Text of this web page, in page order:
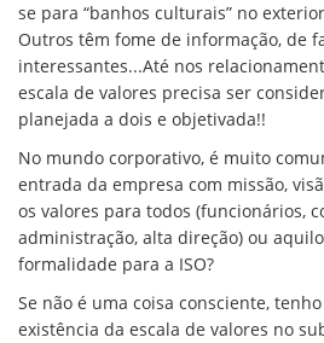
se para “banhos culturais” no
Outros têm fome de informação, de
interessantes...Até nos
escala de valores precisa ser
planejada a dois e objetivada!!
No mundo corporativo, é muito
entrada da empresa com missão,
os valores para todos (funcionários,
administração, alta direção) ou
formalidade para a ISO?
Se não é uma coisa consciente,
existência da escala de valores no